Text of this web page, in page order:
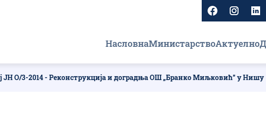
Главна
навигација
НасловнаМинистарствоАктуелно
ЈН О/3-2014 - Реконструкција и доградња ОШ „Бранко Миљковић” у Нишу